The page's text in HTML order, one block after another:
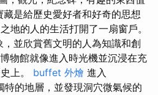
是給歷史愛好者和好奇的思想
地的人的生活打開了一扇窗戶。
並欣賞舊文明的人為知識和創
物館就像進入時光機並沉浸在充
上。 buffet 外燴 進入
的地層，並發現洞穴微氣候的